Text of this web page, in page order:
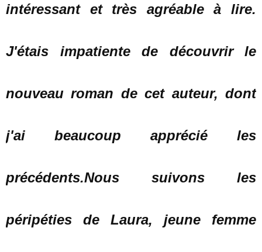
intéressant et très agréable à lire.
J'étais impatiente de découvrir le
nouveau roman de cet auteur, dont
j'ai beaucoup apprécié les
précédents.Nous suivons les
péripéties de Laura, jeune femme